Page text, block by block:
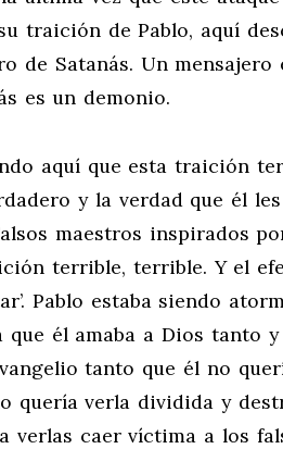
traición de Pablo, aquí
de Satanás. Un mensajero
es un demonio.
aquí que esta traición
y la verdad que él
maestros inspirados
terrible, terrible. Y el
Pablo estaba siendo
él amaba a Dios tanto
tanto que él no
quería verla dividida y
verlas caer víctima a los